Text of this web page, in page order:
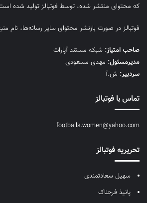
که محتوای منتشر شده، توسط فوتبالز تولید شده
فوتبالز در صورت بازنشر محتوای سایر رسانه‌ها، نام
صاحب امتیاز: شبکه مستند آپارات
مديرمسئول: مهدی مسعودی
سردبیر: ش.آ
تماس با فوتبالز
footballs.women@yahoo.com
تحریریه فوتبالز
سهیل سعادتمندی
پانیذ فرحناک